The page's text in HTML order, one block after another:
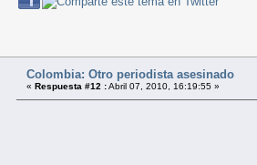
Colombia: Otro periodista asesinado
« Respuesta #12 :Abril 07, 2010, 16:19:55 »